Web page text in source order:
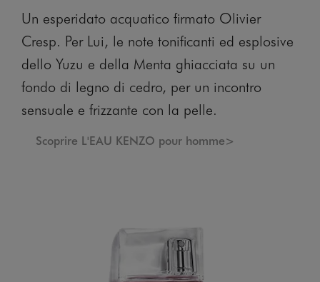
Un esperidato acquatico firmato Olivier
Cresp. Per Lui, le note tonificanti ed esplosive
dello Yuzu e della Menta ghiacciata su un
fondo di legno di cedro, per un incontro
sensuale e frizzante con la pelle.
Scoprire L'EAU KENZO pour homme>